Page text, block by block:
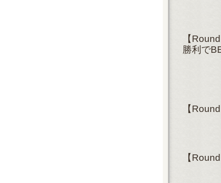
【
勝利で
【
【